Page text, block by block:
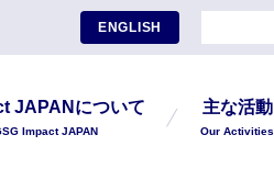
ENGLISH
JAPANについて
Impact JAPAN
主な活動
Our Activities